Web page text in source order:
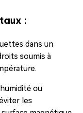
:
dans un
soumis à
ou
les